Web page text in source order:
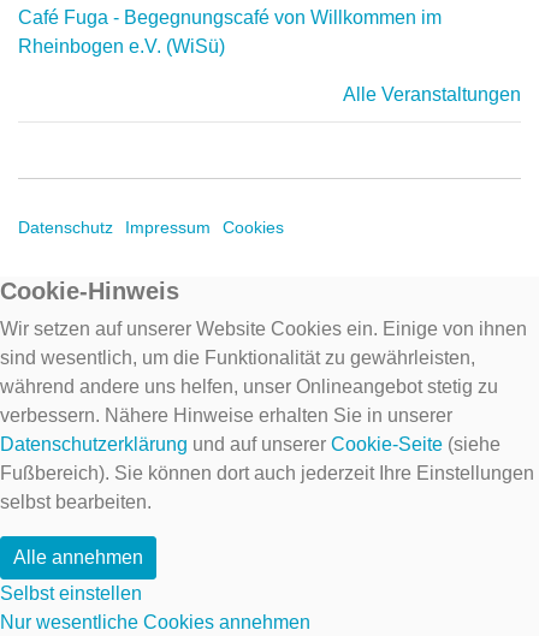
Café Fuga - Begegnungscafé von Willkommen im
Rheinbogen e.V. (WiSü)
Alle Veranstaltungen
Datenschutz Impressum Cookies
Cookie-Hinweis
Wir setzen auf unserer Website Cookies ein. Einige von ihnen
sind wesentlich, um die Funktionalität zu gewährleisten,
während andere uns helfen, unser Onlineangebot stetig zu
verbessern. Nähere Hinweise erhalten Sie in unserer
Datenschutzerklärung und auf unserer Cookie-Seite (siehe
Fußbereich). Sie können dort auch jederzeit Ihre Einstellungen
selbst bearbeiten.
Alle annehmen
Selbst einstellen
Nur wesentliche Cookies annehmen